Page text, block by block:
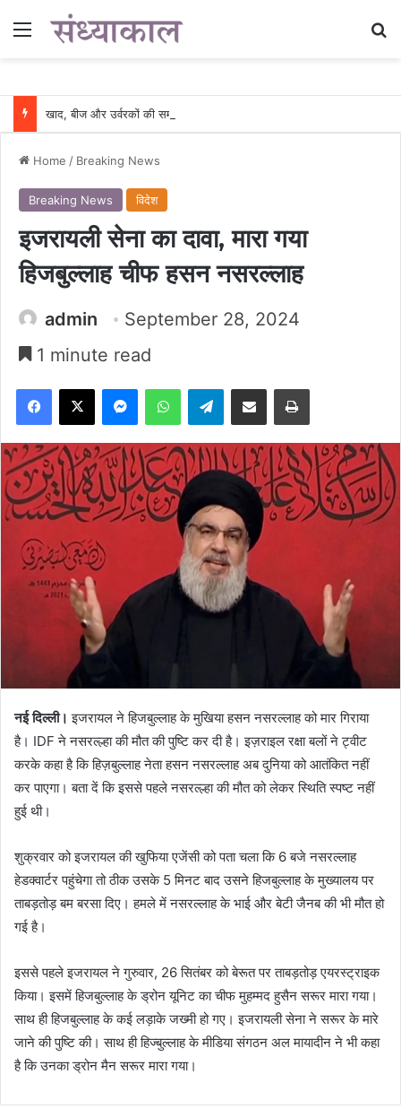
Menu
Home / Breaking News
Breaking News विदेश
इजरायली सेना का दावा, मारा गया
हिजबुल्लाह चीफ हसन नसरल्लाह
admin
September 28, 2024
1 minute read
Facebook
X MessengerWhatsAppTelegramShare via Email Print
नई दिल्ली। इजरायल ने हिजबुल्लाह के मुखिया हसन नसरल्लाह को मार गिराया
है। IDF ने नसरल्ल्हा की मौत की पुष्टि कर दी है। इज़राइल रक्षा बलों ने ट्वीट
करके कहा है कि हिज़बुल्लाह नेता हसन नसरल्लाह अब दुनिया को आतंकित नहीं
कर पाएगा। बता दें कि इससे पहले नसरल्ल्हा की मौत को लेकर स्थिति स्पष्ट नहीं
हुई थी।
शुक्रवार को इजरायल की खुफिया एजेंसी को पता चला कि 6 बजे नसरल्लाह
हेडक्वार्टर पहुंचेगा तो ठीक उसके 5 मिनट बाद उसने हिजबुल्लाह के मुख्यालय पर
ताबड़तोड़ बम बरसा दिए। हमले में नसरल्लाह के भाई और बेटी जैनब की भी मौत हो
गई है।
इससे पहले इजरायल ने गुरुवार, 26 सितंबर को बेरूत पर ताबड़तोड़ एयरस्ट्राइक
किया। इसमें हिजबुल्लाह के ड्रोन यूनिट का चीफ मुहम्मद हुसैन सरूर मारा गया।
साथ ही हिजबुल्लाह के कई लड़ाके जख्मी हो गए। इजरायली सेना ने सरूर के मारे
जाने की पुष्टि की। साथ ही हिज्बुल्लाह के मीडिया संगठन अल मायादीन ने भी कहा
है कि उनका ड्रोन मैन सरूर मारा गया।